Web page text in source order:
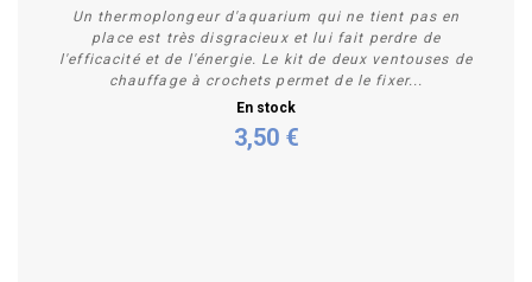
Un thermoplongeur d'aquarium qui ne tient pas en
place est très disgracieux et lui fait perdre de
l'efficacité et de l'énergie. Le kit de deux ventouses de
chauffage à crochets permet de le fixer...
En stock
3,50 €